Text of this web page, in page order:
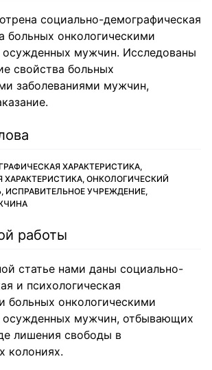
социально-демографическая
больных онкологическими
осужденных мужчин. Исследованы
свойства больных
заболеваниями мужчин,
ХАРАКТЕРИСТИКА,
ХАРАКТЕРИСТИКА, ОНКОЛОГИЧЕСКИЙ
ИСПРАВИТЕЛЬНОЕ УЧРЕЖДЕНИЕ,
работы
статье нами даны социально-
и психологическая
больных онкологическими
осужденных мужчин, отбывающих
лишения свободы в
колониях.